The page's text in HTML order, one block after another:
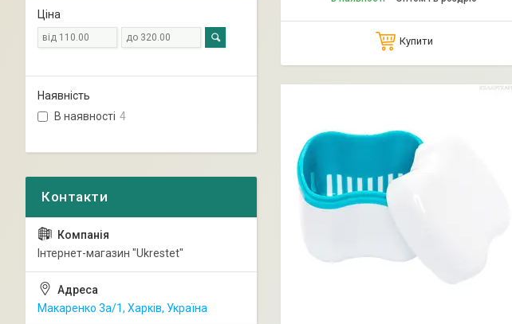
Купити
Ціна
Наявність
В наявності 4
Інтернет-магазин "Ukrestet"
Макаренко 3а/1, Харків, Україна